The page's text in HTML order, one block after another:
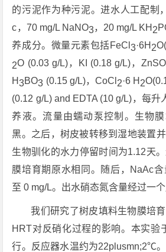
的污泥作为种污泥。进水人工配制
c，70 mg/L NaNO3，20 mg/L KH 2
养成分。微量元素包括FeCl 3·6H 2
2O (0.03 g/L)，KI (0.18 g/L)，ZnSO
H 3BO3 (0.15 g/L)，CoCl 2·6 H 2
(0.12 g/L) and EDTA (10 g/L)，每升
养液。流量由蠕动泵控制。生物
黑。之后，树皮被转移到湿地装置
生物驯化的水力停留时间为1.12天
膜培育期原水相同。随后，NaAc
至 0 mg/L。出水硝态氮含量经过一
我们研究了树皮填料生物膜培
HRT对反硝化过程的影响。本实验
行。反应器水温约为22plusmn;2℃。